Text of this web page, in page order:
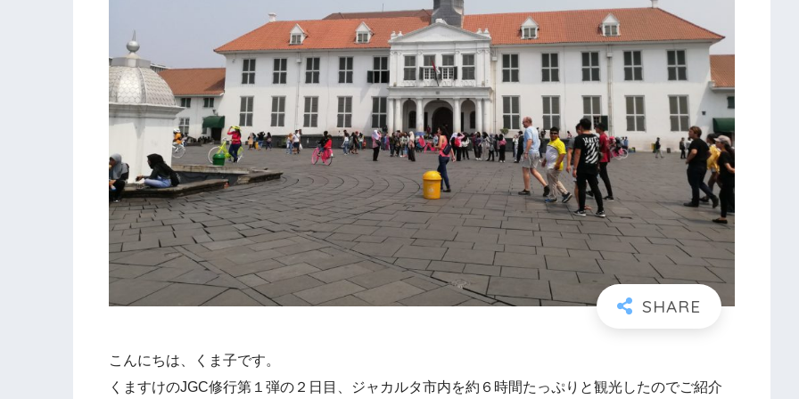
こんにちは、くま子です。
くますけのJGC修行第１弾の２日目、ジャカルタ市内を約６時間たっぷりと観光したのでご紹介